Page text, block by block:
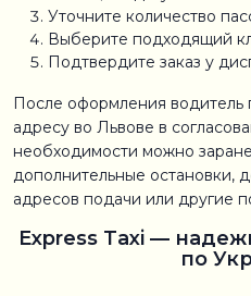
Уточните количество
Выберите подходящий
Подтвердите заказ у
После оформления водитель
адресу во Львове в
необходимости можно
дополнительные остановки,
адресов подачи или другие
Express Taxi —
по